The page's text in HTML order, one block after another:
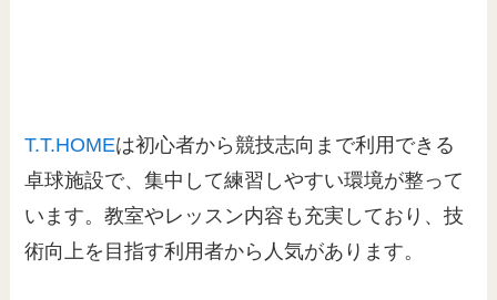
T.T.HOMEは初心者から競技志向まで利用できる
卓球施設で、集中して練習しやすい環境が整って
います。教室やレッスン内容も充実しており、技
術向上を目指す利用者から人気があります。